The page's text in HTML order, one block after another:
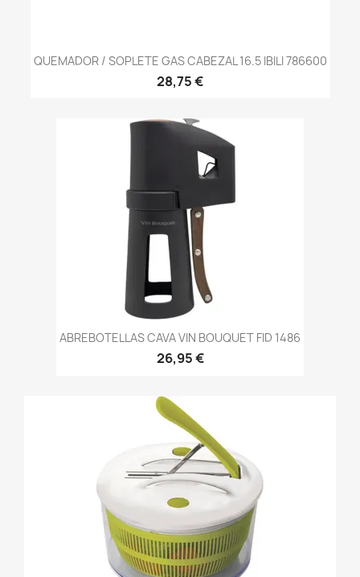
QUEMADOR / SOPLETE GAS CABEZAL 16.5 IBILI 786600
28,75 €
ABREBOTELLAS CAVA VIN BOUQUET FID 1486
26,95 €